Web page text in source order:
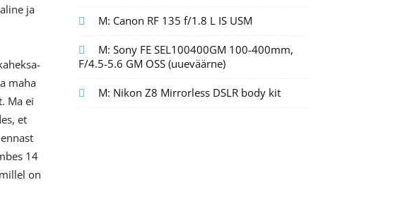
ja
maha
Ma ei
et
14
on
M: Canon RF 135 f/1.8 L IS USM
M: Sony FE SEL100400GM 100-400mm,
F/4.5-5.6 GM OSS (uueväärne)
M: Nikon Z8 Mirrorless DSLR body kit